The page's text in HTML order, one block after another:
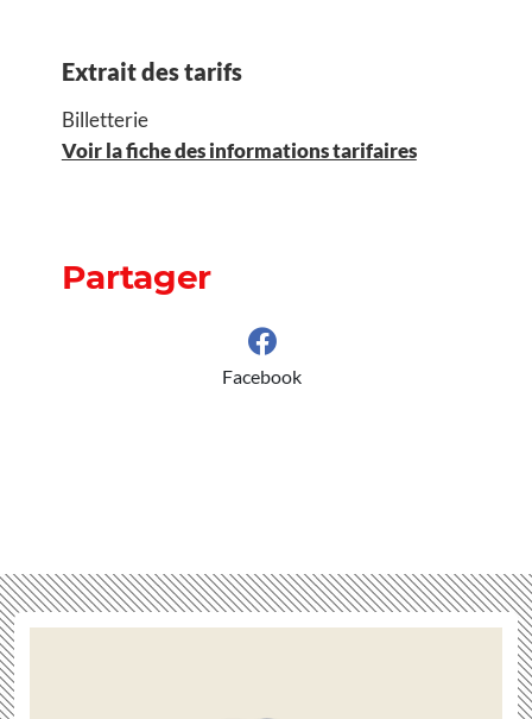
Extrait des tarifs
Billetterie
Voir la fiche des informations tarifaires
Partager
Facebook